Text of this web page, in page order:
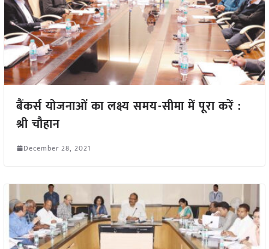
बैंकर्स योजनाओं का लक्ष्य समय-सीमा में पूरा करें :
श्री चौहान
December 28, 2021